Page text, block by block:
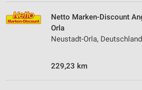
Netto Marken-Discount
Orla
Neustadt-Orla, Deutschland
229,23 km